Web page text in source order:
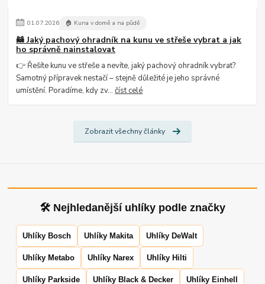
01.07.2026 🏠 Kuna v domě a na půdě
🦝 Jaký pachový ohradník na kunu ve střeše vybrat a jak
ho správně nainstalovat
👉 Řešíte kunu ve střeše a nevíte, jaký pachový ohradník vybrat?
Samotný přípravek nestačí – stejně důležité je jeho správné
umístění. Poradíme, kdy zv...číst celé
Zobrazit všechny články
🛠 Nejhledanější uhlíky podle značky
Uhlíky Bosch Uhlíky Makita Uhlíky DeWalt
Uhlíky Metabo Uhlíky Narex Uhlíky Hilti
Uhlíky Parkside Uhlíky Black & Decker Uhlíky Einhell